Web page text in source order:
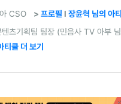
아 CSO > 프로필 l 장윤혁 님의 아
텐츠기획팀 팀장 (민음사 TV 아부
티클 더 보기